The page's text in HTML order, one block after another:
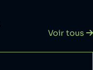
Voir tous